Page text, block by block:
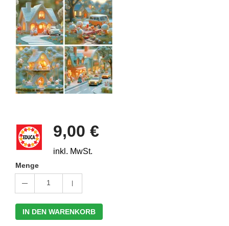
9,00 €
inkl. MwSt.
Menge
1
IN DEN WARENKORB